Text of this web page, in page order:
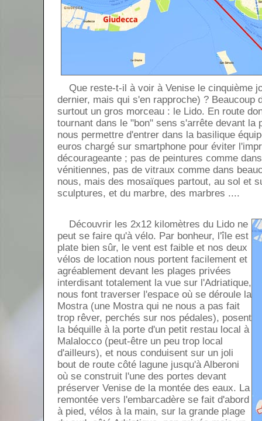
Que reste-t-il à voir à Venise le cinquième
dernier, mais qui s'en rapproche) ? Beaucoup
surtout un gros morceau : le Lido. En route
tournant dans le "bon" sens s'arrête devant la
nous permettre d'entrer dans la basilique
euros chargé sur smartphone pour éviter
décourageante ; pas de peintures comme
vénitiennes, pas de vitraux comme dans
nous, mais des mosaïques partout, au sol et
sculptures, et du marbre, des marbres ....
Découvrir les 2x12 kilomètres du Lido ne
peut se faire qu'à vélo. Par bonheur, l'île est
plate bien sûr, le vent est faible et nos deux
vélos de location nous portent facilement et
agréablement devant les plages privées
interdisant totalement la vue sur l'Adriatique,
nous font traverser l'espace où se déroule la
Mostra (une Mostra qui ne nous a pas fait
trop rêver, perchés sur nos pédales), posent
la béquille à la porte d'un petit restau local à
Malalocco (peut-être un peu trop local
d'ailleurs), et nous conduisent sur un joli
bout de route côté lagune jusqu'à Alberoni
où se construit l'une des portes devant
préserver Venise de la montée des eaux. La
remontée vers l'embarcadère se fait d'abord
à pied, vélos à la main, sur la grande plage